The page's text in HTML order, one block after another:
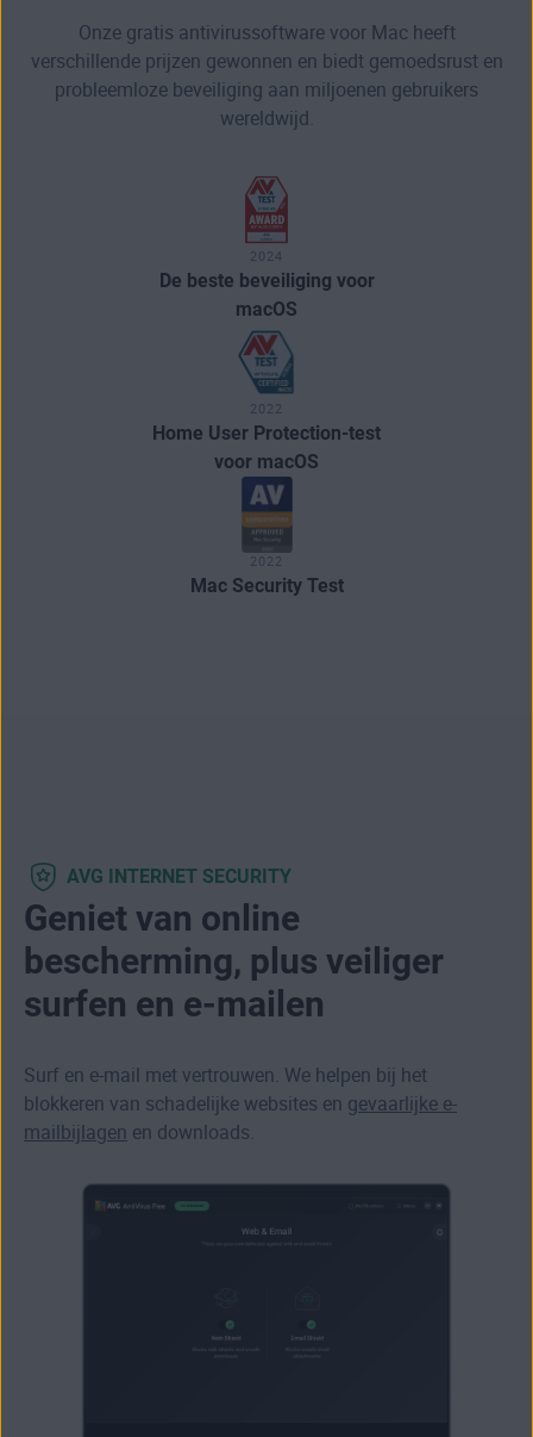
Onze gratis antivirussoftware voor Mac heeft
verschillende prijzen gewonnen en biedt gemoedsrust en
probleemloze beveiliging aan miljoenen gebruikers
wereldwijd.
2024
De beste beveiliging voor
macOS
2022
Home User Protection-test
voor macOS
2022
Mac Security Test
AVG INTERNET SECURITY
Geniet van online
bescherming, plus veiliger
surfen en e-mailen
Surf en e-mail met vertrouwen. We helpen bij het
blokkeren van schadelijke websites en gevaarlijke e-
mailbijlagen en downloads.